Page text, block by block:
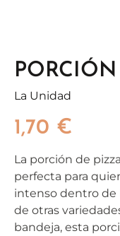
La Unidad
1,70 €
La porción de
perfecta para
intenso dentro de
de otras
bandeja, esta